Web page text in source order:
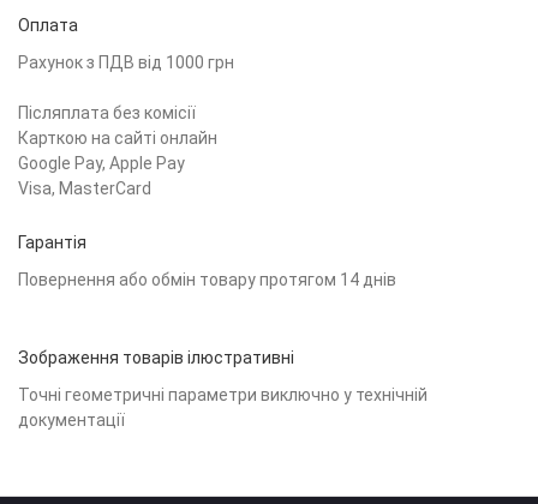
Оплата
Рахунок з ПДВ від 1000 грн
Післяплата без комісії
Карткою на сайті онлайн
Google Pay, Apple Pay
Visa, MasterCard
Гарантія
Повернення або обмін товару протягом 14 днів
Зображення товарів ілюстративні
Точні геометричні параметри виключно у технічній
документації